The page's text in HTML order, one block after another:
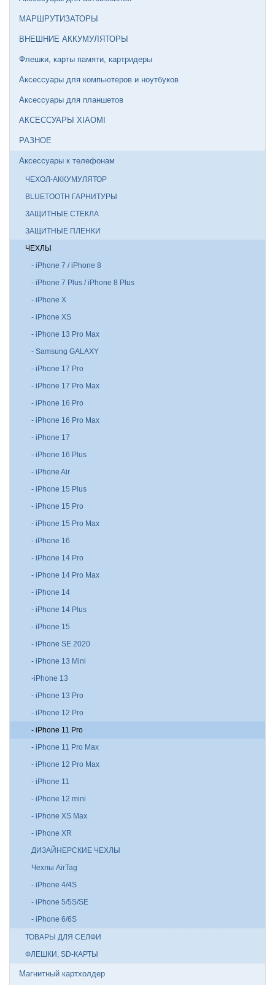
МАРШРУТИЗАТОРЫ
ВНЕШНИЕ АККУМУЛЯТОРЫ
Флешки, карты памяти, картридеры
Аксессуары для компьютеров и ноутбуков
Аксессуары для планшетов
АКСЕССУАРЫ XIAOMI
РАЗНОЕ
Аксессуары к телефонам
ЧЕХОЛ-АККУМУЛЯТОР
BLUETOOTH ГАРНИТУРЫ
ЗАЩИТНЫЕ СТЕКЛА
ЗАЩИТНЫЕ ПЛЕНКИ
ЧЕХЛЫ
- iPhone 7 / iPhone 8
- iPhone 7 Plus / iPhone 8 Plus
- iPhone X
- iPhone XS
- iPhone 13 Pro Max
- Samsung GALAXY
- iPhone 17 Pro
- iPhone 17 Pro Max
- iPhone 16 Pro
- iPhone 16 Pro Max
- iPhone 17
- iPhone 16 Plus
- iPhone Air
- iPhone 15 Plus
- iPhone 15 Pro
- iPhone 15 Pro Max
- iPhone 16
- iPhone 14 Pro
- iPhone 14 Pro Max
- iPhone 14
- iPhone 14 Plus
- iPhone 15
- iPhone SE 2020
- iPhone 13 Mini
-iPhone 13
- iPhone 13 Pro
- iPhone 12 Pro
- iPhone 11 Pro
- iPhone 11 Pro Max
- iPhone 12 Pro Max
- iPhone 11
- iPhone 12 mini
- iPhone XS Max
- iPhone XR
ДИЗАЙНЕРСКИЕ ЧЕХЛЫ
Чехлы AirTag
- iPhone 4/4S
- iPhone 5/5S/SE
- iPhone 6/6S
ТОВАРЫ ДЛЯ СЕЛФИ
ФЛЕШКИ, SD-КАРТЫ
Магнитный картхолдер